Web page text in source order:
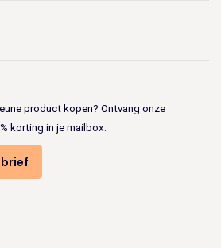
product kopen? Ontvang onze
korting in je mailbox.